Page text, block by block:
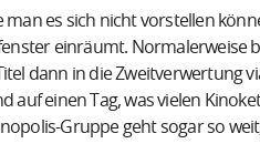
man es sich nicht vorstellen
einräumt.
dann in die Zweitverwertung
auf einen Tag, was vielen
Gruppe geht sogar so